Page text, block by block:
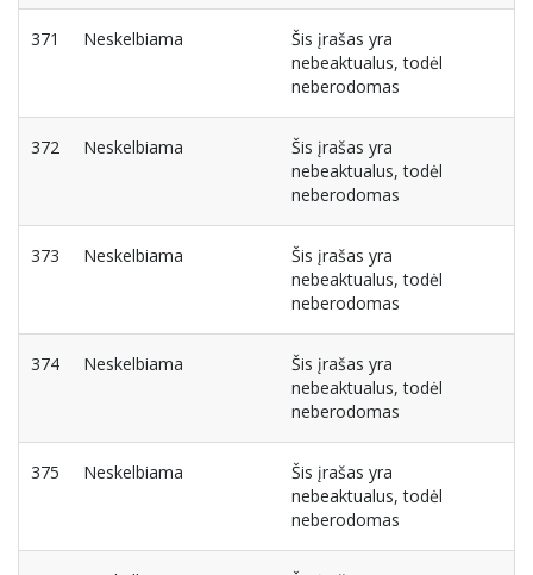
371 Neskelbiama
Šis įrašas yra
nebeaktualus, todėl
neberodomas
372 Neskelbiama
Šis įrašas yra
nebeaktualus, todėl
neberodomas
373 Neskelbiama
Šis įrašas yra
nebeaktualus, todėl
neberodomas
374 Neskelbiama
Šis įrašas yra
nebeaktualus, todėl
neberodomas
375 Neskelbiama
Šis įrašas yra
nebeaktualus, todėl
neberodomas